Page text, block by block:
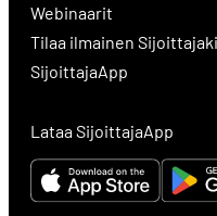
Webinaarit
Tilaa ilmainen
SijoittajaApp
Lataa SijoittajaApp